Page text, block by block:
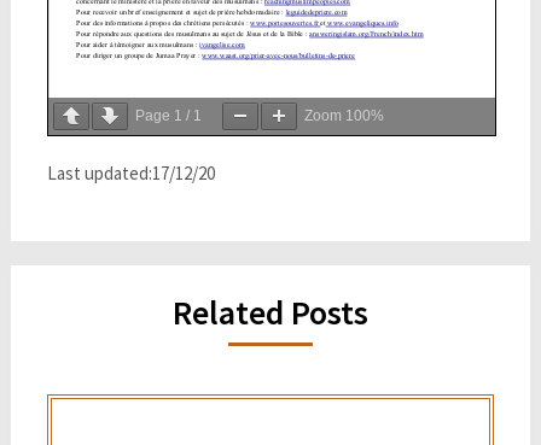
Page 1 / 1 Zoom 100%
Last updated:17/12/20
Related Posts